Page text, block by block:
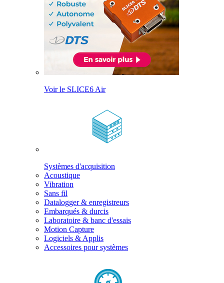
Voir le SLICE6 Air
Systèmes d'acquisition
Acoustique
Vibration
Sans fil
Datalogger & enregistreurs
Embarqués & durcis
Laboratoire & banc d'essais
Motion Capture
Logiciels & Applis
Accessoires pour systèmes